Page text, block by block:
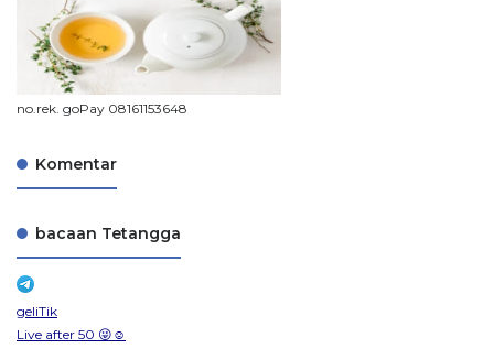
no.rek. goPay 08161153648
Komentar
bacaan Tetangga
geliTik
Live after 50 😜☺️